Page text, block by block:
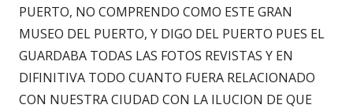
PUERTO, NO COMPRENDO COMO ESTE GRAN
MUSEO DEL PUERTO, Y DIGO DEL PUERTO PUES EL
GUARDABA TODAS LAS FOTOS REVISTAS Y EN
DIFINITIVA TODO CUANTO FUERA RELACIONADO
CON NUESTRA CIUDAD CON LA ILUCION DE QUE